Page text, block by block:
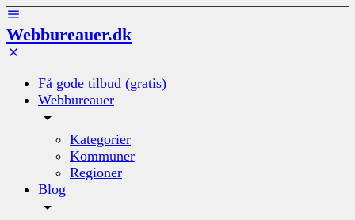
Webbureauer.dk
Få gode tilbud (gratis)
Webbureauer
Kategorier
Kommuner
Regioner
Blog